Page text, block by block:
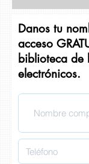
Danos tu
acceso
biblioteca de
electrónicos.